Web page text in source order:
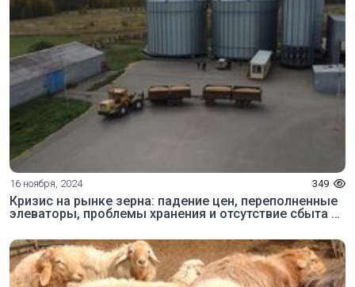
16 ноября, 2024 349
Кризис на рынке зерна: падение цен, переполненные
элеваторы, проблемы хранения и отсутствие сбыта —